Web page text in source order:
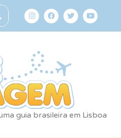
guia brasileira em Lisboa